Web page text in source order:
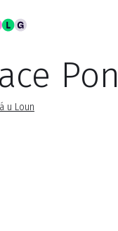
u Loun